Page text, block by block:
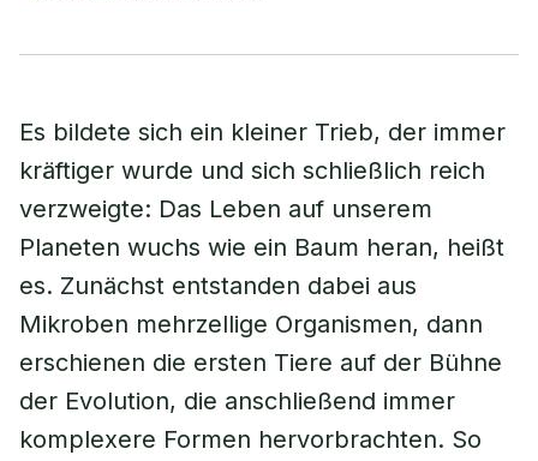
Es bildete sich ein kleiner Trieb, der immer
kräftiger wurde und sich schließlich reich
verzweigte: Das Leben auf unserem
Planeten wuchs wie ein Baum heran, heißt
es. Zunächst entstanden dabei aus
Mikroben mehrzellige Organismen, dann
erschienen die ersten Tiere auf der Bühne
der Evolution, die anschließend immer
komplexere Formen hervorbrachten. So